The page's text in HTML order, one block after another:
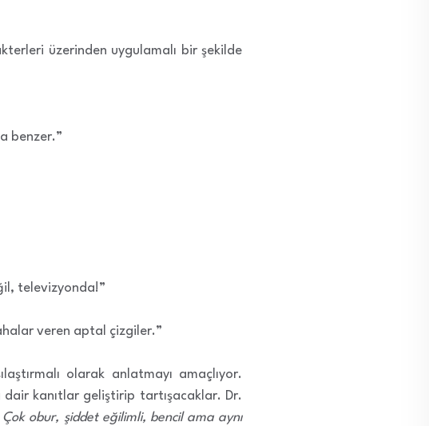
üzerinden uygulamalı bir şekilde
benzer.”
televizyonda!”
veren aptal çizgiler.”
olarak anlatmayı amaçlıyor.
dair kanıtlar geliştirip tartışacaklar. Dr.
obur, şiddet eğilimli, bencil ama aynı